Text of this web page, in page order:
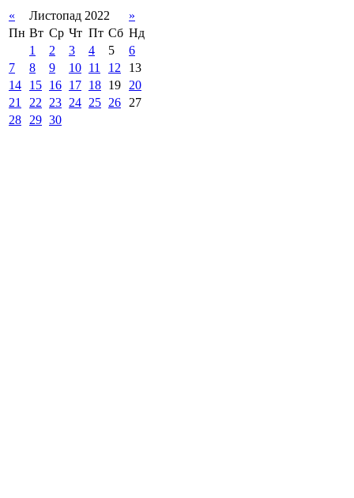
« Листопад 2022
»
Пн Вт Ср Чт Пт Сб Нд
1
2 3 4 5
6
7
8 9 10 11 12
13
14
15 16 17 18 19
20
21
22 23 24 25 26
27
28
29 30